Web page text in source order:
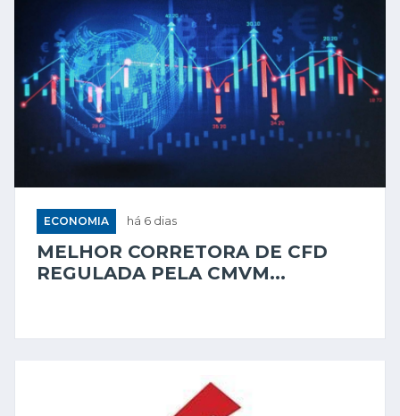
ECONOMIA há 6 dias
MELHOR CORRETORA DE CFD
REGULADA PELA CMVM...